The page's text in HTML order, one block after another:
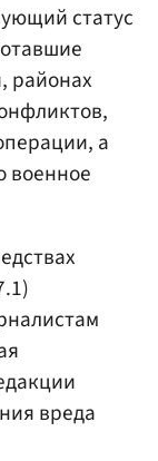
статус
районах
а
военное
вреда